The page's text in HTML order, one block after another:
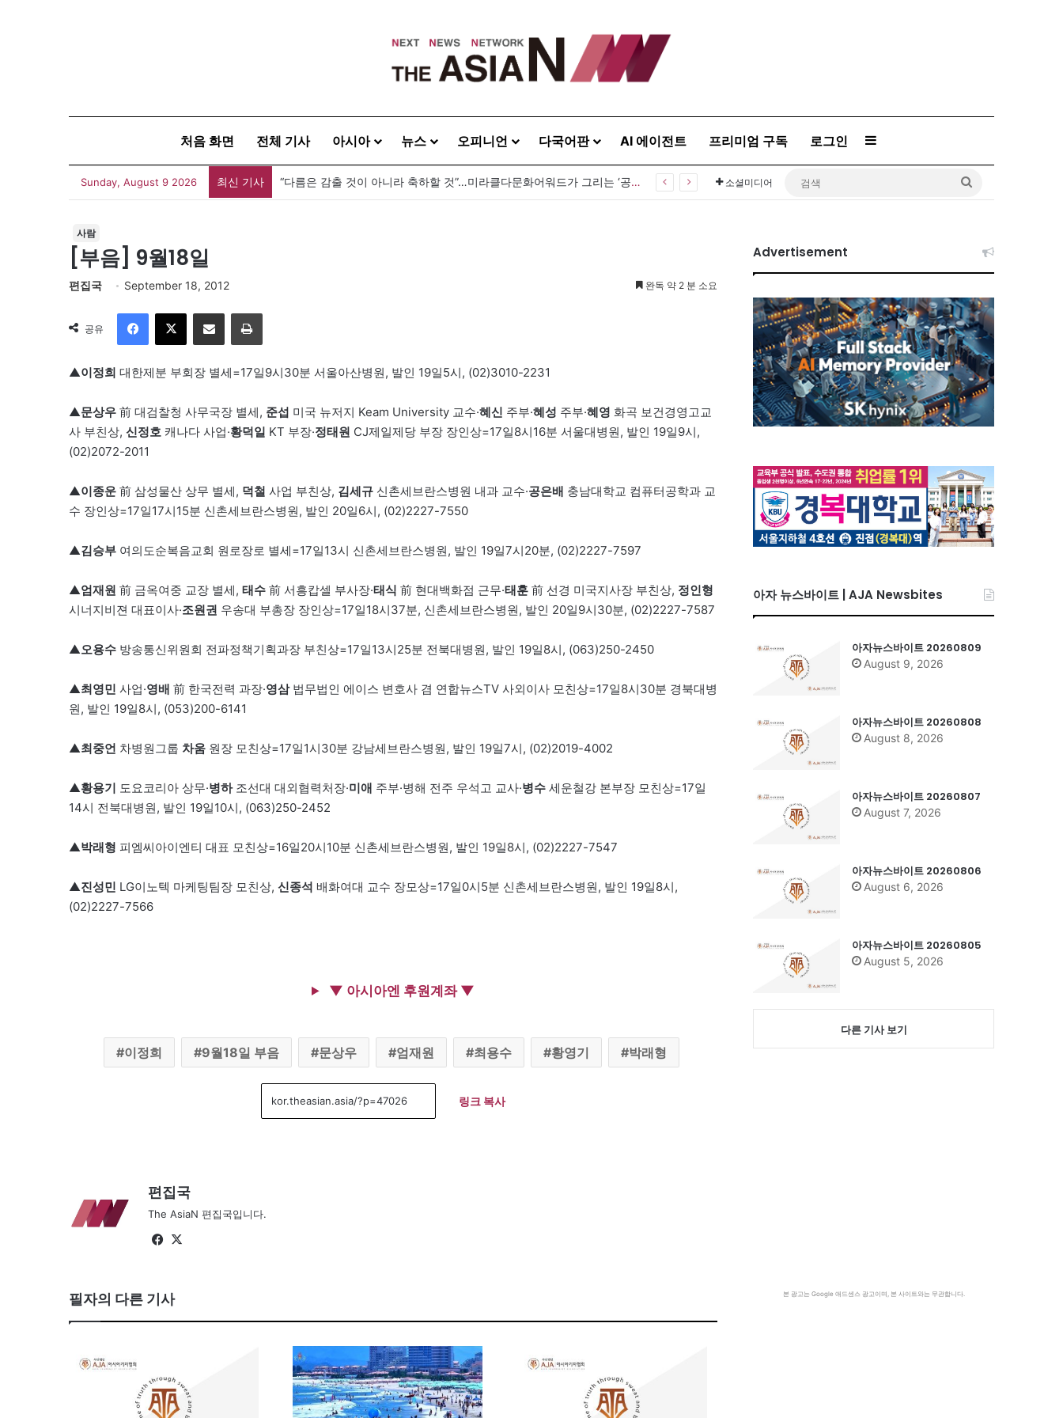
처음 화면 전체 기사 아시아 뉴스 오피니언 다국어판 AI 에이전트 프리미엄 구독 로그인 Sidebar
Sunday, August 9 2026 최신 기사 “사람을 위한 생각이라면 현실과 생각 사이에 돌다리 하나는 놓아야 하지 않을까” 소셜미디어
사람
[부음] 9월18일
편집국 September 18, 2012 완독 약 2 분 소요
공유
이메일
▲이정희 대한제분 부회장 별세=17일9시30분 서울아산병원, 발인 19일5시, (02)3010-2231
▲문상우 前 대검찰청 사무국장 별세, 준섭 미국 뉴저지 Keam University 교수·혜신 주부·혜성 주부·혜영 화곡 보건경영고교
사 부친상, 신정호 캐나다 사업·황덕일 KT 부장·정태원 CJ제일제당 부장 장인상=17일8시16분 서울대병원, 발인 19일9시,
(02)2072-2011
▲이종운 前 삼성물산 상무 별세, 덕철 사업 부친상, 김세규 신촌세브란스병원 내과 교수·공은배 충남대학교 컴퓨터공학과 교
수 장인상=17일17시15분 신촌세브란스병원, 발인 20일6시, (02)2227-7550
▲김승부 여의도순복음교회 원로장로 별세=17일13시 신촌세브란스병원, 발인 19일7시20분, (02)2227-7597
▲엄재원 前 금옥여중 교장 별세, 태수 前 서흥캅셀 부사장·태식 前 현대백화점 근무·태훈 前 선경 미국지사장 부친상, 정인형
시너지비젼 대표이사·조원권 우송대 부총장 장인상=17일18시37분, 신촌세브란스병원, 발인 20일9시30분, (02)2227-7587
▲오용수 방송통신위원회 전파정책기획과장 부친상=17일13시25분 전북대병원, 발인 19일8시, (063)250-2450
▲최영민 사업·영배 前 한국전력 과장·영삼법무법인 에이스 변호사 겸 연합뉴스TV 사외이사 모친상=17일8시30분 경북대병
원, 발인 19일8시, (053)200-6141
▲최중언 차병원그룹 차움 원장 모친상=17일1시30분 강남세브란스병원, 발인 19일7시, (02)2019-4002
▲황용기 도요코리아 상무·병하조선대 대외협력처장·미애 주부·병해 전주 우석고 교사·병수 세운철강 본부장 모친상=17일
14시 전북대병원, 발인 19일10시, (063)250-2452
▲박래형 피엠씨아이엔티 대표 모친상=16일20시10분 신촌세브란스병원, 발인 19일8시, (02)2227-7547
▲진성민 LG이노텍 마케팅팀장 모친상, 신종석 배화여대 교수 장모상=17일0시5분 신촌세브란스병원, 발인 19일8시,
(02)2227-7566
▼ 아시아엔 후원계좌 ▼
이정희 9월18일 부음 문상우 엄재원 최용수 황영기 박래형
링크 복사
편집국
The AsiaN 편집국입니다.
Fa
ok
필자의 다른 기사
Advertisement
아자 뉴스바이트 | AJA Newsbites
아자뉴스바이트 20260809
August 9, 2026
아자뉴스바이트 20260808
August 8, 2026
아자뉴스바이트 20260807
August 7, 2026
아자뉴스바이트 20260806
August 6, 2026
아자뉴스바이트 20260805
August 5, 2026
다른 기사 보기
본 광고는 Google 애드센스 광고이며, 본 사이트와는 무관합니다.